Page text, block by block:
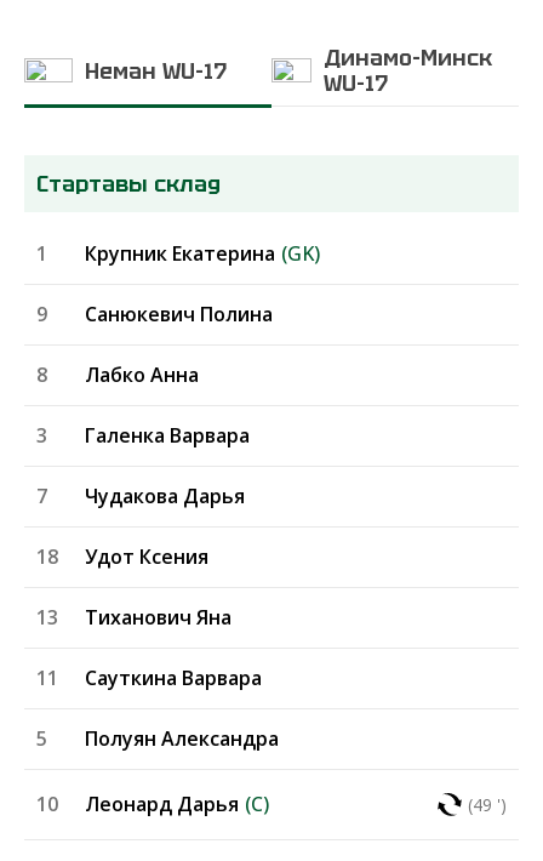
Неман WU-17
Динамо-Минск
WU-17
Стартавы склад
(GK)
Крупник Екатерина
1
Санюкевич Полина
9
Лабко Анна
8
Галенка Варвара
3
Чудакова Дарья
7
Удот Ксения
18
Тиханович Яна
13
Сауткина Варвара
11
Полуян Александра
5
(49 ')
(C)
Леонард Дарья
10